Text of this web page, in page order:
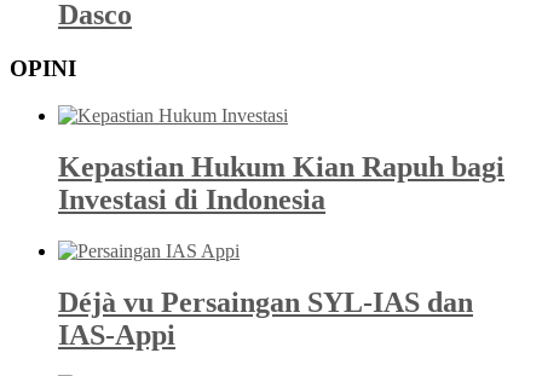
Dasco
OPINI
Kepastian Hukum Kian Rapuh bagi
Investasi di Indonesia
Déjà vu Persaingan SYL-IAS dan
IAS-Appi